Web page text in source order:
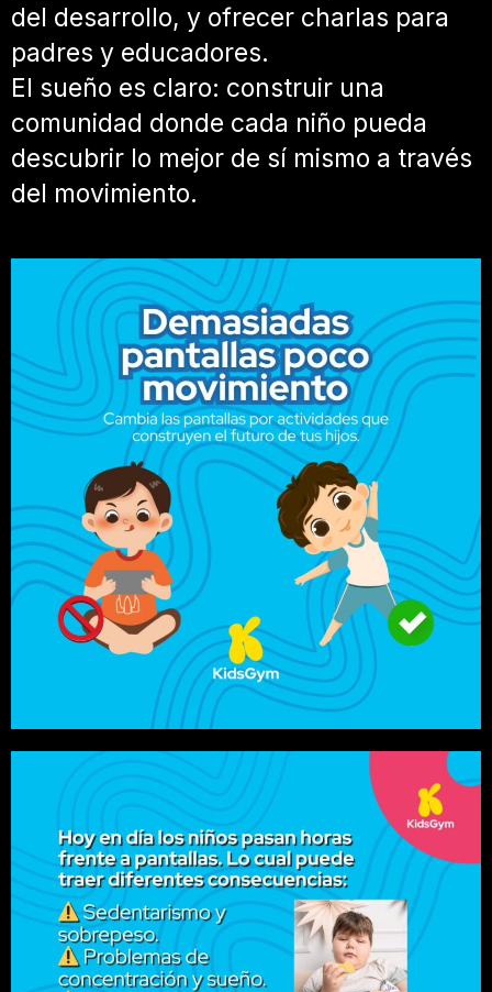
del desarrollo, y ofrecer charlas para
padres y educadores.
El sueño es claro: construir una
comunidad donde cada niño pueda
descubrir lo mejor de sí mismo a través
del movimiento.